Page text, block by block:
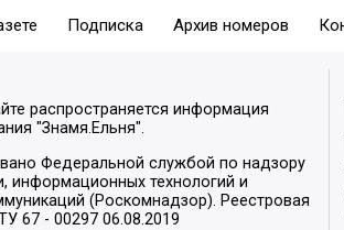
Подписка Архив номеров
распространяется информация
"Знамя.Ельня".
Федеральной службой по надзору
информационных технологий и
(Роскомнадзор). Реестровая
67 - 00297 06.08.2019